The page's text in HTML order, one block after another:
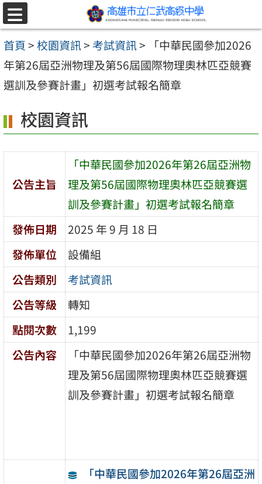
跳至主要內容區
選
單
首頁>校園資訊> 考試資訊>
「中華民國參加2026
年第26屆亞洲物理及第56屆國際物理奧林匹亞競賽
選訓及參賽計畫」初選考試報名簡章
校園資訊
公告主旨
「中華民國參加2026年第26屆亞洲物
理及第56屆國際物理奧林匹亞競賽選
訓及參賽計畫」初選考試報名簡章
發佈日期
2025 年 9 月 18 日
發佈單位
設備組
公告類別
考試資訊
公告等級
轉知
點閱次數
1,199
公告內容
「中華民國參加2026年第26屆亞洲物
理及第56屆國際物理奧林匹亞競賽選
訓及參賽計畫」初選考試報名簡章
「中華民國參加2026年第26屆亞洲